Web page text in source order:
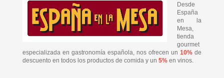
Desde
España
en la
Mesa,
tienda
gourmet
especializada en gastronomía española, nos ofrecen un 10% de
descuento en todos los productos de comida y un 5% en vinos.